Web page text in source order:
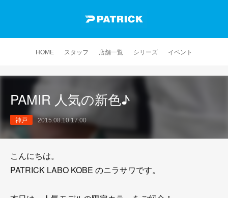
HOME スタッフ 店舗一覧 シリーズ イベント
PAMIR 人気の新色♪
神戸 2015.08.10 17:00
こんにちは。
PATRICK LABO KOBE のニラサワです。